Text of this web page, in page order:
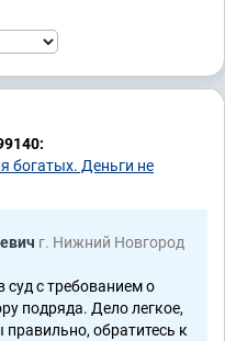
богатых. Деньги не
г. Нижний Новгород
суд с требованием о
подряда. Дело легкое,
обратитесь к